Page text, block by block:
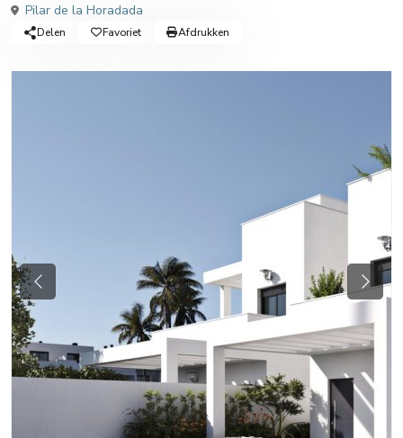
Pilar de la Horadada
Delen Favoriet Afdrukken
Previous Next